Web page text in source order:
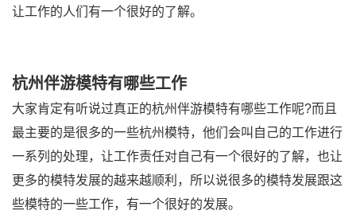
让工作的人们有一个很好的了解。
杭州伴游模特有哪些工作
大家肯定有听说过真正的杭州伴游模特有哪些工作呢?而且
最主要的是很多的一些杭州模特，他们会叫自己的工作进行
一系列的处理，让工作责任对自己有一个很好的了解，也让
更多的模特发展的越来越顺利，所以说很多的模特发展跟这
些模特的一些工作，有一个很好的发展。